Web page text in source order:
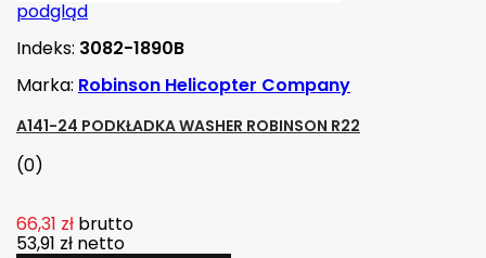
podgląd
Indeks: 3082-1890B
Marka: Robinson Helicopter Company
A141-24 PODKŁADKA WASHER ROBINSON R22
(0)
66,31 zł brutto
53,91 zł netto